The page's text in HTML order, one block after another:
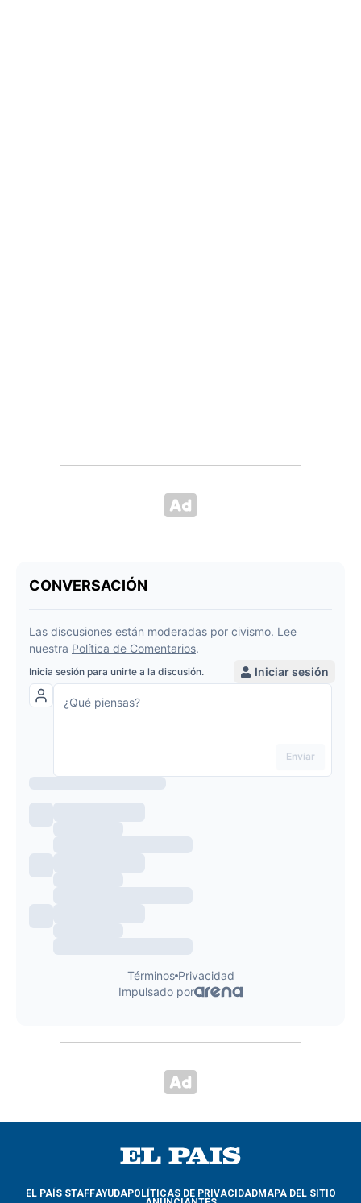
EL PAÍS STAFFAYUDAPOLÍTICAS DE PRIVACIDADMAPA DEL SITIO